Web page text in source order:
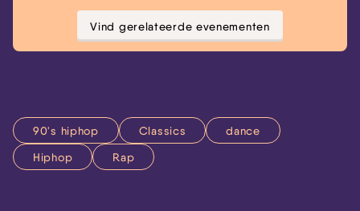
Vind gerelateerde evenementen
90's hiphop Classics
dance
Hiphop
Rap